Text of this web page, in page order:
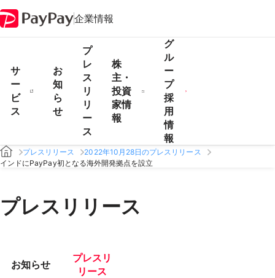
企業情報
サ
ー
ビ
ス
お
知
ら
せ
プ
レ
ス
リ
リ
ー
ス
株
主・
投資
家情
報
グ
ル
ー
プ
採
用
情
報
プレスリリース
2022年10月28日のプレスリリース
インドにPayPay初となる海外開発拠点を設立
プレスリリース
お知らせ
プレスリ
リース